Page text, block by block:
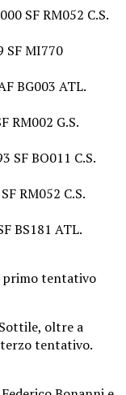
SF RM052 C.S.
SF MI770
BG003 ATL.
RM002 G.S.
SF BO011 C.S.
RM052 C.S.
BS181 ATL.
primo tentativo
oltre a
terzo tentativo.